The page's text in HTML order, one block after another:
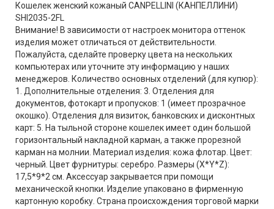
Кошелек женский кожаный CANPELLINI (КАНПЕЛЛИНИ)
SHI2035-2FL
Внимание! В зависимости от настроек монитора оттенок
изделия может отличаться от действительности.
Пожалуйста, сделайте проверку цвета на нескольких
компьютерах или уточните эту информацию у наших
менеджеров. Количество основных отделений (для купюр):
1. Дополнительные отделения: 3. Отделения для
документов, фотокарт и пропусков: 1 (имеет прозрачное
окошко). Отделения для визиток, банковских и дисконтных
карт: 5. На тыльной стороне кошелек имеет один большой
горизонтальный накладной карман, а также прорезной
карман на молнии. Материал изделия: кожа флотар. Цвет:
черный. Цвет фурнитуры: серебро. Размеры (X*Y*Z):
17,5*9*2 см. Аксессуар закрывается при помощи
механической кнопки. Изделие упаковано в фирменную
картонную коробку. Страна происхождения торговой марки